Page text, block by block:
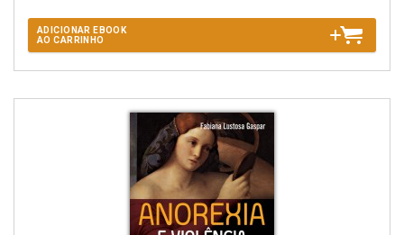
ADICIONAR EBOOK
AO CARRINHO